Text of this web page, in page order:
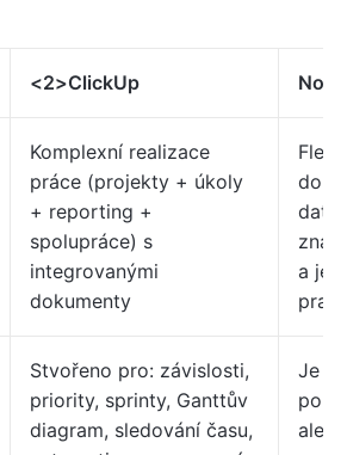
<2>ClickUp
Komplexní realizace
práce (projekty + úkoly
+ reporting +
spolupráce) s
integrovanými
dokumenty
a
Stvořeno pro: závislosti,
priority, sprinty, Ganttův
diagram, sledování času,
Je
ale